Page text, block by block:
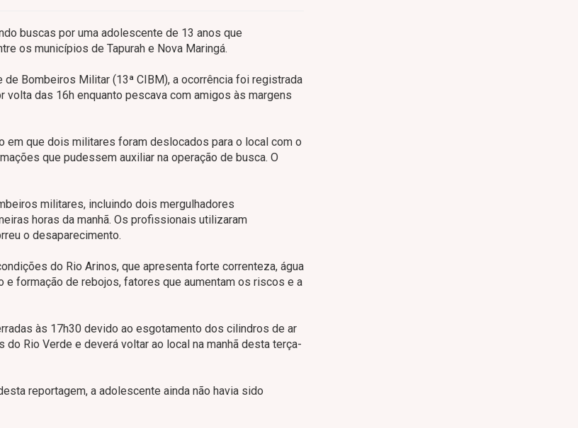
buscas por uma adolescente de 13 anos que
os municípios de Tapurah e Nova Maringá.
Bombeiros Militar (13ª CIBM), a ocorrência foi registrada
das 16h enquanto pescava com amigos às margens
que dois militares foram deslocados para o local com o
que pudessem auxiliar na operação de busca. O
militares, incluindo dois mergulhadores
horas da manhã. Os profissionais utilizaram
o desaparecimento.
do Rio Arinos, que apresenta forte correnteza, água
formação de rebojos, fatores que aumentam os riscos e a
às 17h30 devido ao esgotamento dos cilindros de ar
Rio Verde e deverá voltar ao local na manhã desta terça-
reportagem, a adolescente ainda não havia sido